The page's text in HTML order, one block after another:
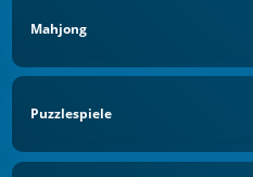
Mahjong
Puzzlespiele